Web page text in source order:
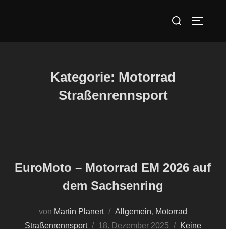
Suchen
Kategorie: Motorrad
Straßenrennsport
EuroMoto – Motorrad EM 2026 auf
dem Sachsenring
von Martin Planert Allgemein, Motorrad
Straßenrennsport
Veröffentlicht
18. Dezember 2025
Keine